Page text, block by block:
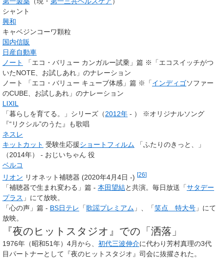
シャント
興和
キャベジンコーワ顆粒
国内信販
日産自動車
ノート
「エコ・バリュー カンガルー試乗」篇 ※「エコスイッチがつ
いたNOTE、お試しあれ」のナレーション
ノート 「エコ・バリュー キューブ体感」篇 ※「インディゴソファー
のCUBE、お試しあれ」のナレーション
LIXIL
「暮らしを育てる。」シリーズ（2012年 - ） ※オリジナルソング
『“リクシル”のうた』も歌唱
ネスレ
キットカット 受験生応援ショートフィルム 「ふたりのきっと、」
（2014年） - おじいちゃん 役
ベルコ
リオン リオネット補聴器 (2020年4月4日 -) [26]
「補聴器で生まれ変わる」篇 - 本田望結と共演。毎日放送「サタデー
プラス 」にて放映。
「心の声」篇 - BS日テレ 「歌謡プレミアム 」、「笑点 特大号 」にて
放映。
『夜のヒットスタジオ』での「洒落」
1976年（昭和51年）4月から、 初代三波伸介に代わり芳村真理の3代
目パートナーとして『夜のヒットスタジオ』司会に抜擢された。